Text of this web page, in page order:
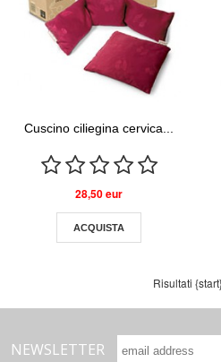
Cuscino ciliegina cervica...
28,50 eur
ACQUISTA
Risultati
NEWSLETTER